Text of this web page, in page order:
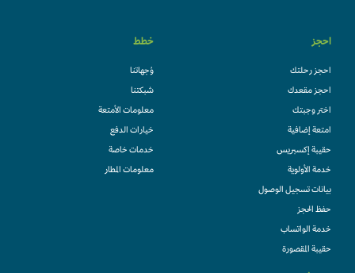
احجز
احجز رحلتك
احجز مقعدك
اختر وجبتك
امتعة إضافية
حقيبة إكسبريس
خدمة الأولوية
بيانات تسجيل الوصول
حفظ الحجز
خدمة الواتساب
حقيبة المقصورة
خطط
وُجهاتنا
شبكتنا
معلومات الأمتعة
خيارات الدفع
خدمات خاصة
معلومات المطار